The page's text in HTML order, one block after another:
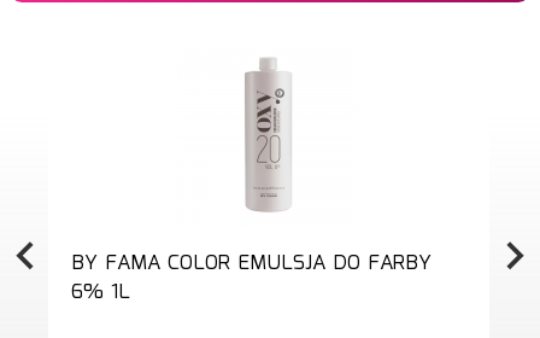
BY FAMA COLOR EMULSJA DO FARBY
6% 1L